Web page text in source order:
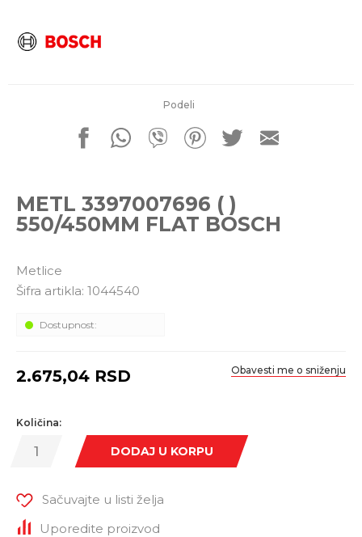
Podeli
METL 3397007696 ( )
550/450MM FLAT BOSCH
Metlice
Šifra artikla: 1044540
Dostupnost:
2.675,04 RSD Obavesti me o sniženju
Količina:
DODAJ U KORPU
Sačuvajte u listi želja
Uporedite proizvod
Pišite nam
office@kitcommerce.rs